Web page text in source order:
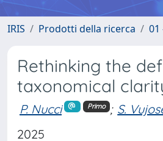
IRIS Prodotti della ricerca 01
Rethinking the
taxonomical
P. Nucci Primo ; S.
2025